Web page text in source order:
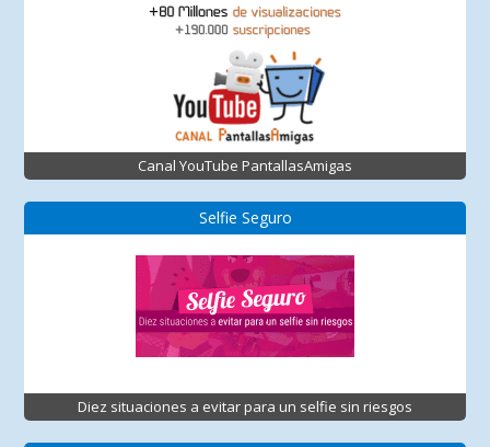
Canal YouTube PantallasAmigas
Selfie Seguro
Diez situaciones a evitar para un selfie sin riesgos